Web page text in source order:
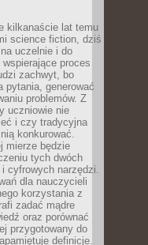
kilkanaście lat temu
science fiction, dziś
uczelnie i do
proces
zachwyt, bo
pytania, generować
problemów. Z
uczniowie nie
i czy tradycyjna
konkurować.
mierze będzie
tych dwóch
cyfrowych narzędzi.
dla nauczycieli
korzystania z
zadać mądre
oraz porównać
przygotowany do
definicje.